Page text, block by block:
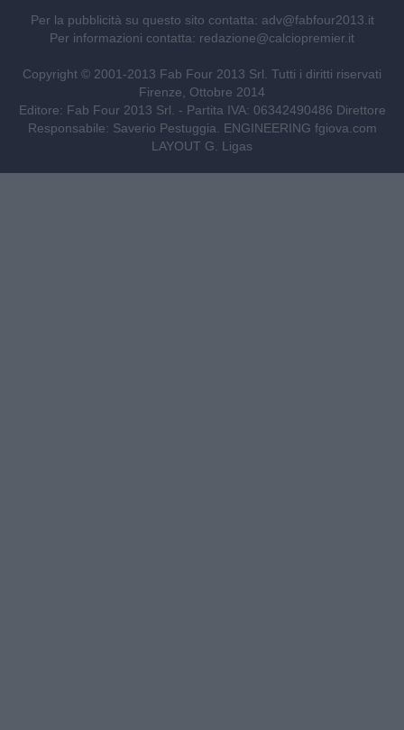
Per la pubblicità su questo sito contatta: adv@fabfour2013.it
Per informazioni contatta: redazione@calciopremier.it
Copyright © 2001-2013 Fab Four 2013 Srl. Tutti i diritti riservati
Firenze, Ottobre 2014
Editore: Fab Four 2013 Srl. - Partita IVA: 06342490486 Direttore
Responsabile: Saverio Pestuggia. ENGINEERING fgiova.com
LAYOUT G. Ligas